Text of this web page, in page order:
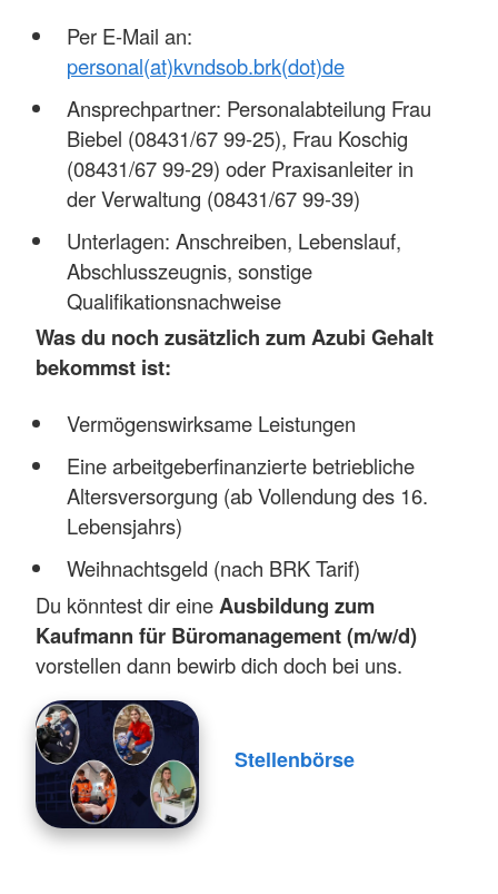
Per E-Mail an:
personal(at)kvndsob.brk(dot)de
Ansprechpartner: Personalabteilung Frau
Biebel (08431/67 99-25), Frau Koschig
(08431/67 99-29) oder Praxisanleiter in
der Verwaltung (08431/67 99-39)
Unterlagen: Anschreiben, Lebenslauf,
Abschlusszeugnis, sonstige
Qualifikationsnachweise
Was du noch zusätzlich zum Azubi Gehalt
bekommst ist:
Vermögenswirksame Leistungen
Eine arbeitgeberfinanzierte betriebliche
Altersversorgung (ab Vollendung des 16.
Lebensjahrs)
Weihnachtsgeld (nach BRK Tarif)
Du könntest dir eineAusbildung zum
Kaufmann für Büromanagement (m/w/d)
vorstellen dann bewirb dich doch bei uns.
Stellenbörse